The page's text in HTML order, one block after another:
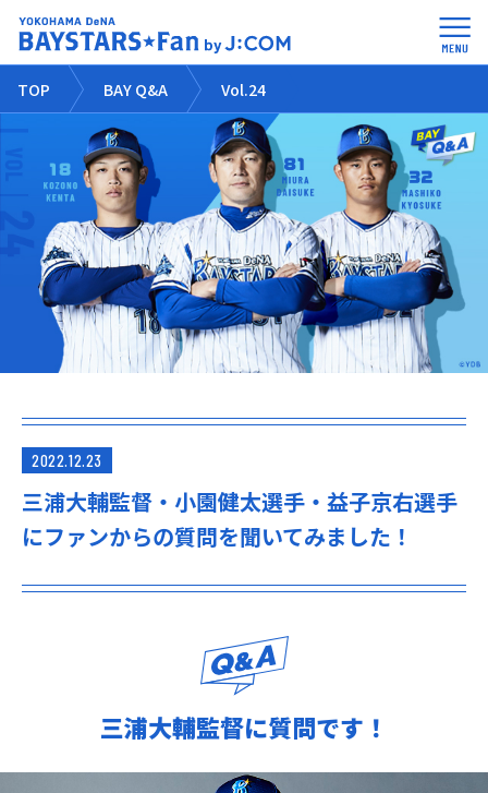
TOP BAY Q&A Vol.24
2022.12.23
三浦大輔監督・小園健太選手・益子京右選手
にファンからの質問を聞いてみました！
三浦大輔監督に質問です！